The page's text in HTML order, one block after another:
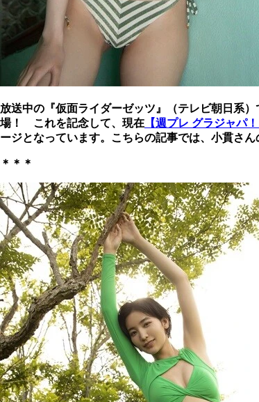
放送中の『仮面ライダーゼッツ』（テレビ朝日系
場！ これを記念して、現在 【週プレ グラジャパ！
ージとなっています。こちらの記事では、小貫さ
＊＊＊